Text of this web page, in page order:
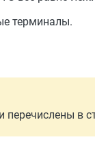
терминалы.
перечислены в